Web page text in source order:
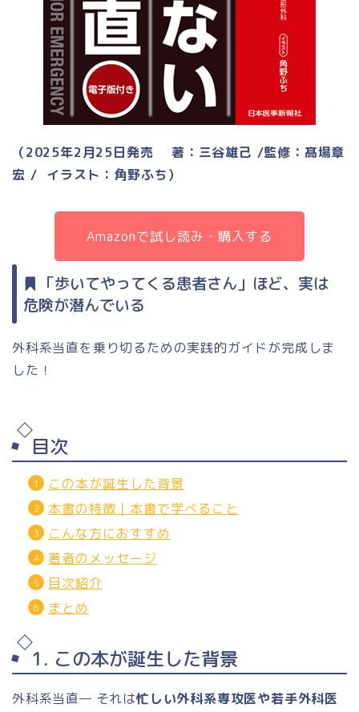
（2025年2月25日発売 著：三谷雄己 /監修：髙場章
宏 / イラスト：角野ふち）
Amazonで試し読み・購入する
「歩いてやってくる患者さん」ほど、実は
危険が潜んでいる
外科系当直を乗り切るための実践的ガイドが完成しま
した！
目次
この本が誕生した背景
本書の特徴｜本書で学べること
こんな方におすすめ
著者のメッセージ
目次紹介
まとめ
1. この本が誕生した背景
外科系当直— それは忙しい外科系専攻医や若手外科医